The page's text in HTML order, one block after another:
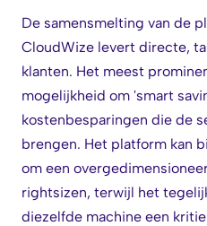
De samensmelting van de
CloudWize levert directe,
klanten. Het meest
mogelijkheid om 'smart
kostenbesparingen die de
brengen. Het platform kan
om een
rightsizen, terwijl het
diezelfde machine een